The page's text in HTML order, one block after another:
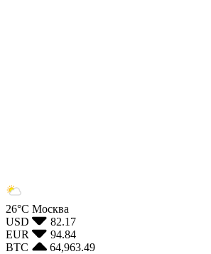
26°С Москва
USD
82.17
EUR
94.84
BTC
64,963.49